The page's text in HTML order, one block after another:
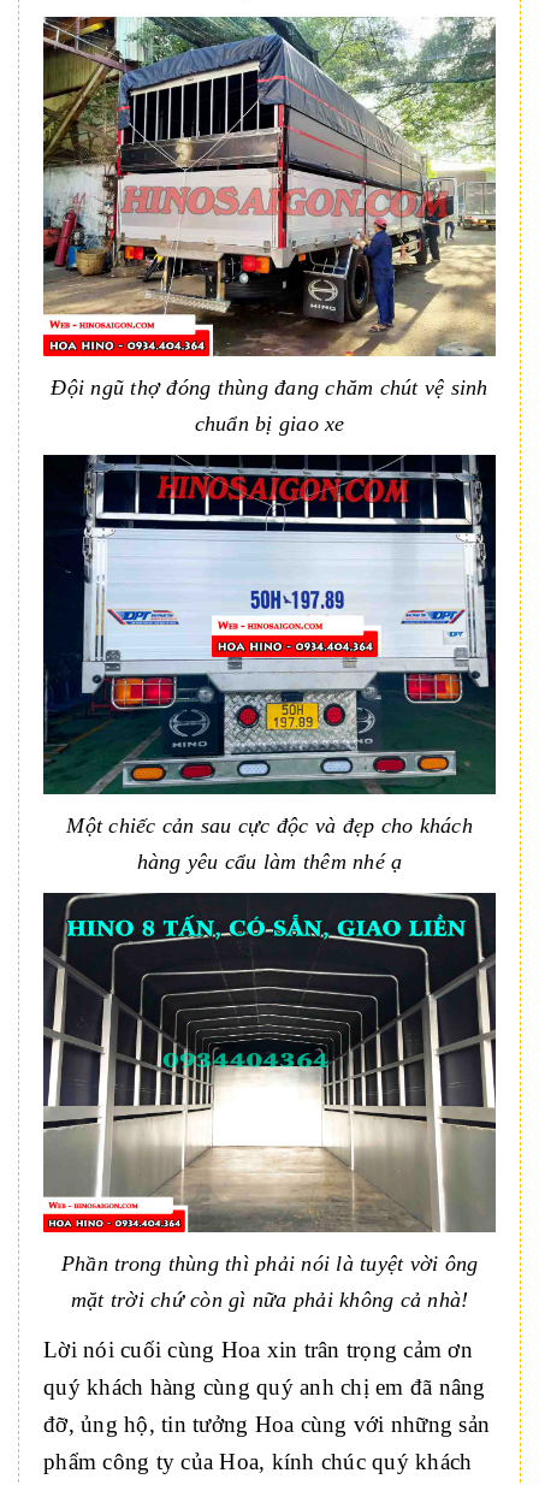
Đội ngũ thợ đóng thùng đang chăm chút vệ sinh
chuẩn bị giao xe
Một chiếc cản sau cực độc và đẹp cho khách
hàng yêu cẩu làm thêm nhé ạ
Phần trong thùng thì phải nói là tuyệt vời ông
mặt trời chứ còn gì nữa phải không cả nhà!
Lời nói cuối cùng Hoa xin trân trọng cảm ơn
quý khách hàng cùng quý anh chị em đã nâng
đỡ, ủng hộ, tin tưởng Hoa cùng với những sản
phẩm công ty của Hoa, kính chúc quý khách